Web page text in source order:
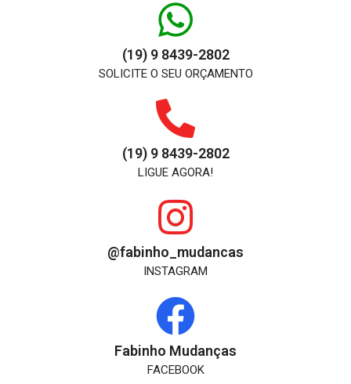
(19) 9 8439-2802
SOLICITE O SEU ORÇAMENTO
(19) 9 8439-2802
LIGUE AGORA!
@fabinho_mudancas
INSTAGRAM
Fabinho Mudanças
FACEBOOK